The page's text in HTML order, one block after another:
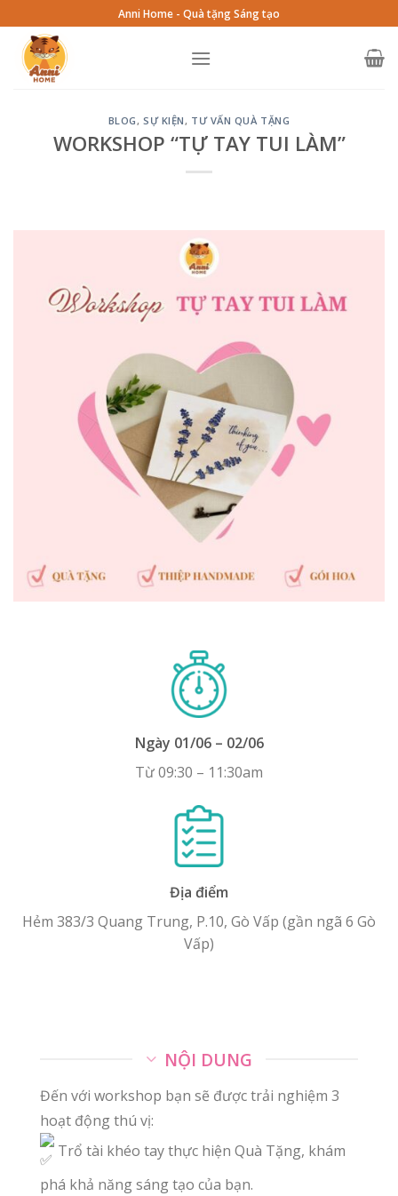
to
content
Anni Home - Quà tặng Sáng tạo
BLOG, SỰ KIỆN, TƯ VẤN QUÀ TẶNG
WORKSHOP “TỰ TAY TUI LÀM”
Ngày 01/06 – 02/06
Từ 09:30 – 11:30am
Địa điểm
Hẻm 383/3 Quang Trung, P.10, Gò Vấp (gần ngã 6 Gò
Vấp)
NỘI DUNG
Đến với workshop bạn sẽ được trải nghiệm 3
hoạt động thú vị:
Trổ tài khéo tay thực hiện Quà Tặng, khám
phá khả năng sáng tạo của bạn.